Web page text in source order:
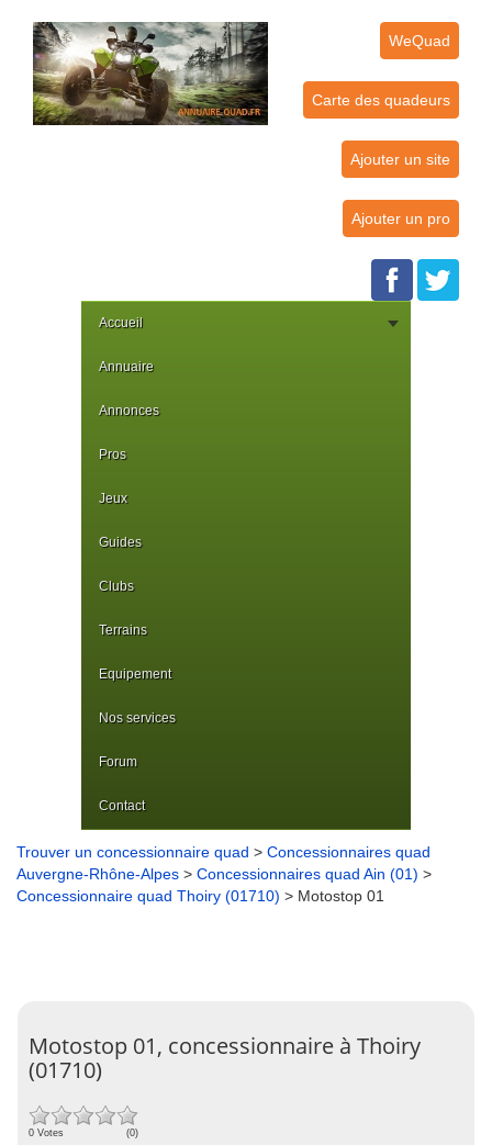
WeQuad
Carte des quadeurs
Ajouter un site
Ajouter un pro
Accueil
Annuaire
Annonces
Pros
Jeux
Guides
Clubs
Terrains
Equipement
Nos services
Forum
Contact
Trouver un concessionnaire quad > Concessionnaires quad
Auvergne-Rhône-Alpes > Concessionnaires quad Ain (01) >
Concessionnaire quad Thoiry (01710) > Motostop 01
Motostop 01, concessionnaire à Thoiry
(01710)
0 Votes (0)